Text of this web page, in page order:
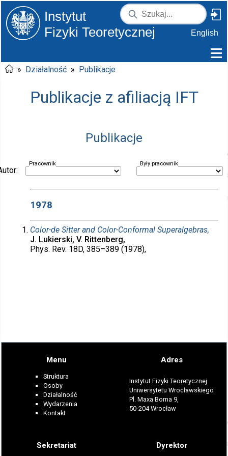
Instytut
Fizyki Teoretycznej
English
» Działalność » Publikacje
Publikacje z afiliacją IFT
Publikacje
Pracownik Były pracownik
1978
Color-de Sitter and Color-Conformal Superalgebras,
J. Lukierski, V. Rittenberg,
Phys. Rev. 18D, 385–389 (1978),
Menu
Struktura
Osoby
Działalność
Wydarzenia
Kontakt
Adres
Instytut Fizyki Teoretycznej
Uniwersytetu Wrocławskiego
Pl. Maxa Borna 9,
50-204 Wrocław
Sekretariat Dyrektor